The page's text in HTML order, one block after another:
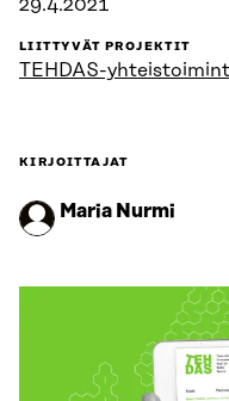
29.4.2021
LIITTYVÄT PROJEKTIT
TEHDAS-
KIRJOITTAJAT
Maria Nurmi